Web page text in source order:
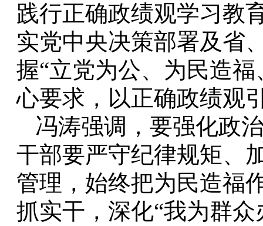
践行正确政绩观学习教
实党中央决策部署及省
握“立党为公、为民造
心要求，以正确政绩观
冯涛强调，要强化政
干部要严守纪律规矩、
管理，始终把为民造福
抓实干，深化“我为群